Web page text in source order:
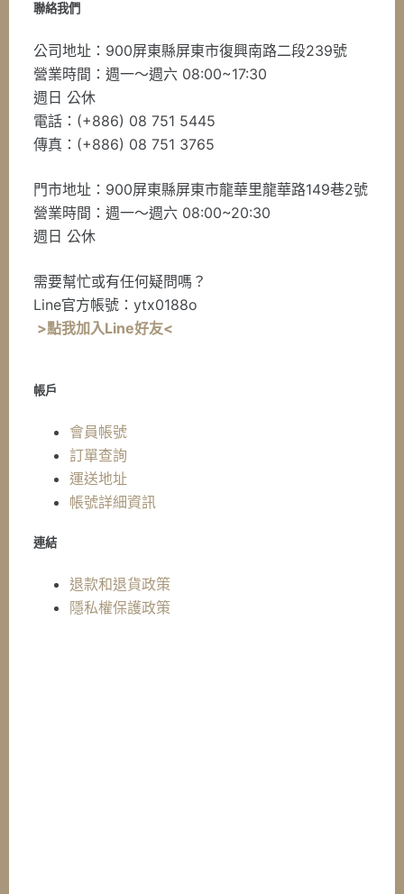
聯絡我們
公司地址：900屏東縣屏東市復興南路二段239號
營業時間：週一～週六 08:00~17:30
週日 公休
電話：(+886) 08 751 5445
傳真：(+886) 08 751 3765
門市地址：900屏東縣屏東市龍華里龍華路149巷2號
營業時間：週一～週六 08:00~20:30
週日 公休
需要幫忙或有任何疑問嗎？
Line官方帳號：ytx0188o
>點我加入Line好友<
帳戶
會員帳號
訂單查詢
運送地址
帳號詳細資訊
連結
退款和退貨政策
隱私權保護政策